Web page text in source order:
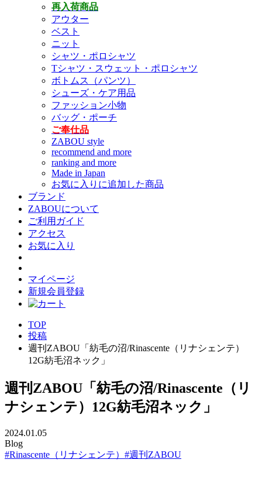
再入荷商品
アウター
ベスト
ニット
シャツ・ポロシャツ
Tシャツ・スウェット・ポロシャツ
ボトムス（パンツ）
シューズ・ケア用品
ファッション小物
バッグ・ポーチ
ご奉仕品
ZABOU style
recommend and more
ranking and more
Made in Japan
お気に入りに追加した商品
ブランド
ZABOUについて
ご利用ガイド
アクセス
お気に入り
マイページ
新規会員登録
TOP
投稿
週刊ZABOU「紡毛の沼/Rinascente（リナシェンテ）
12G紡毛沼ネック」
週刊ZABOU「紡毛の沼/Rinascente（リ
ナシェンテ）12G紡毛沼ネック」
2024.01.05
Blog
#Rinascente（リナシェンテ） #週刊ZABOU